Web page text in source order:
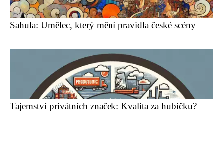
Sahula: Umělec, který mění pravidla české scény
Tajemství privátních značek: Kvalita za hubičku?